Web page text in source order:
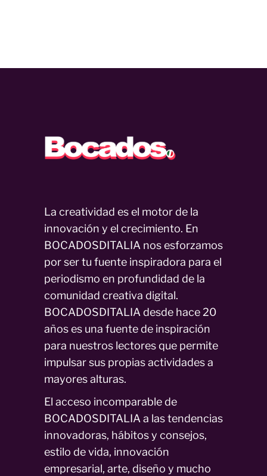
La creatividad es el motor de la
innovación y el crecimiento. En
BOCADOSDITALIA nos esforzamos
por ser tu fuente inspiradora para el
periodismo en profundidad de la
comunidad creativa digital.
BOCADOSDITALIA desde hace 20
años es una fuente de inspiración
para nuestros lectores que permite
impulsar sus propias actividades a
mayores alturas.
El acceso incomparable de
BOCADOSDITALIA a las tendencias
innovadoras, hábitos y consejos,
estilo de vida, innovación
empresarial, arte, diseño y mucho